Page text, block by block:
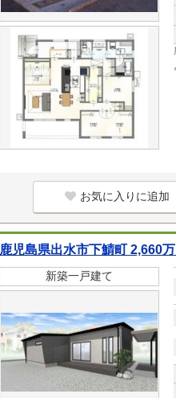
お気に入りに追加
鹿児島県出水市下鯖町 2,660
新築一戸建て